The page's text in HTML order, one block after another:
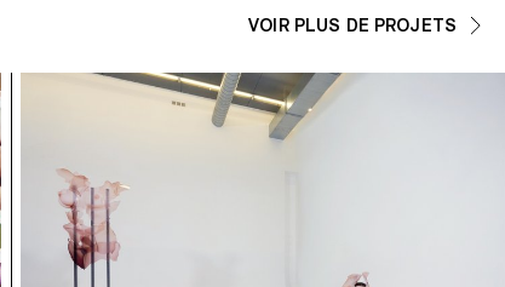
VOIR PLUS DE PROJETS